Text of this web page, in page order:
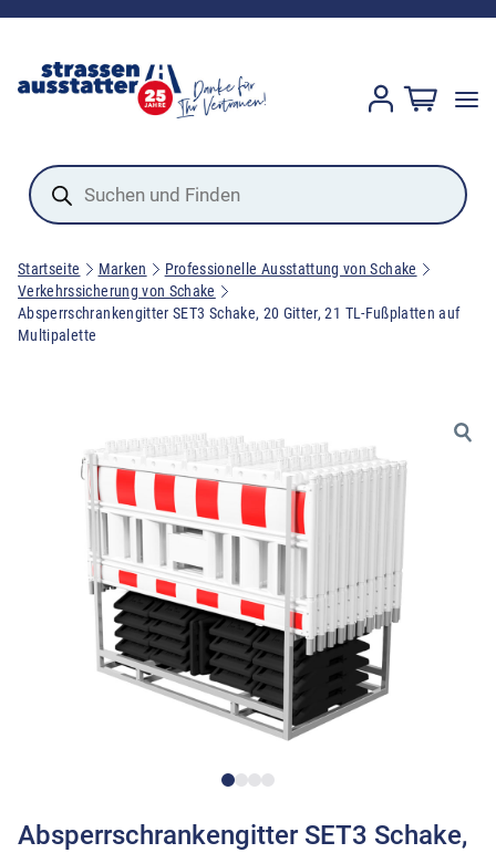
Products
search
Startseite Marken
Professionelle Ausstattung von Schake
Verkehrssicherung von Schake
Absperrschrankengitter SET3 Schake, 20 Gitter, 21 TL-Fußplatten auf
Multipalette
Absperrschrankengitter SET3 Schake,